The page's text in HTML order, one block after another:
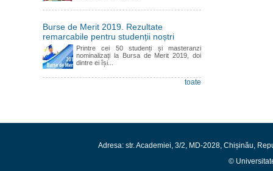
Burse de Merit 2019. Rezultate
remarcabile pentru studenții noștri
Printre cei 50 studenți și masteranzi
nominalizați la Bursa de Merit 2019, doi
dintre ei își...
toate
Adresa: str. Academiei, 3/2, MD-2028, Chișinău,
©